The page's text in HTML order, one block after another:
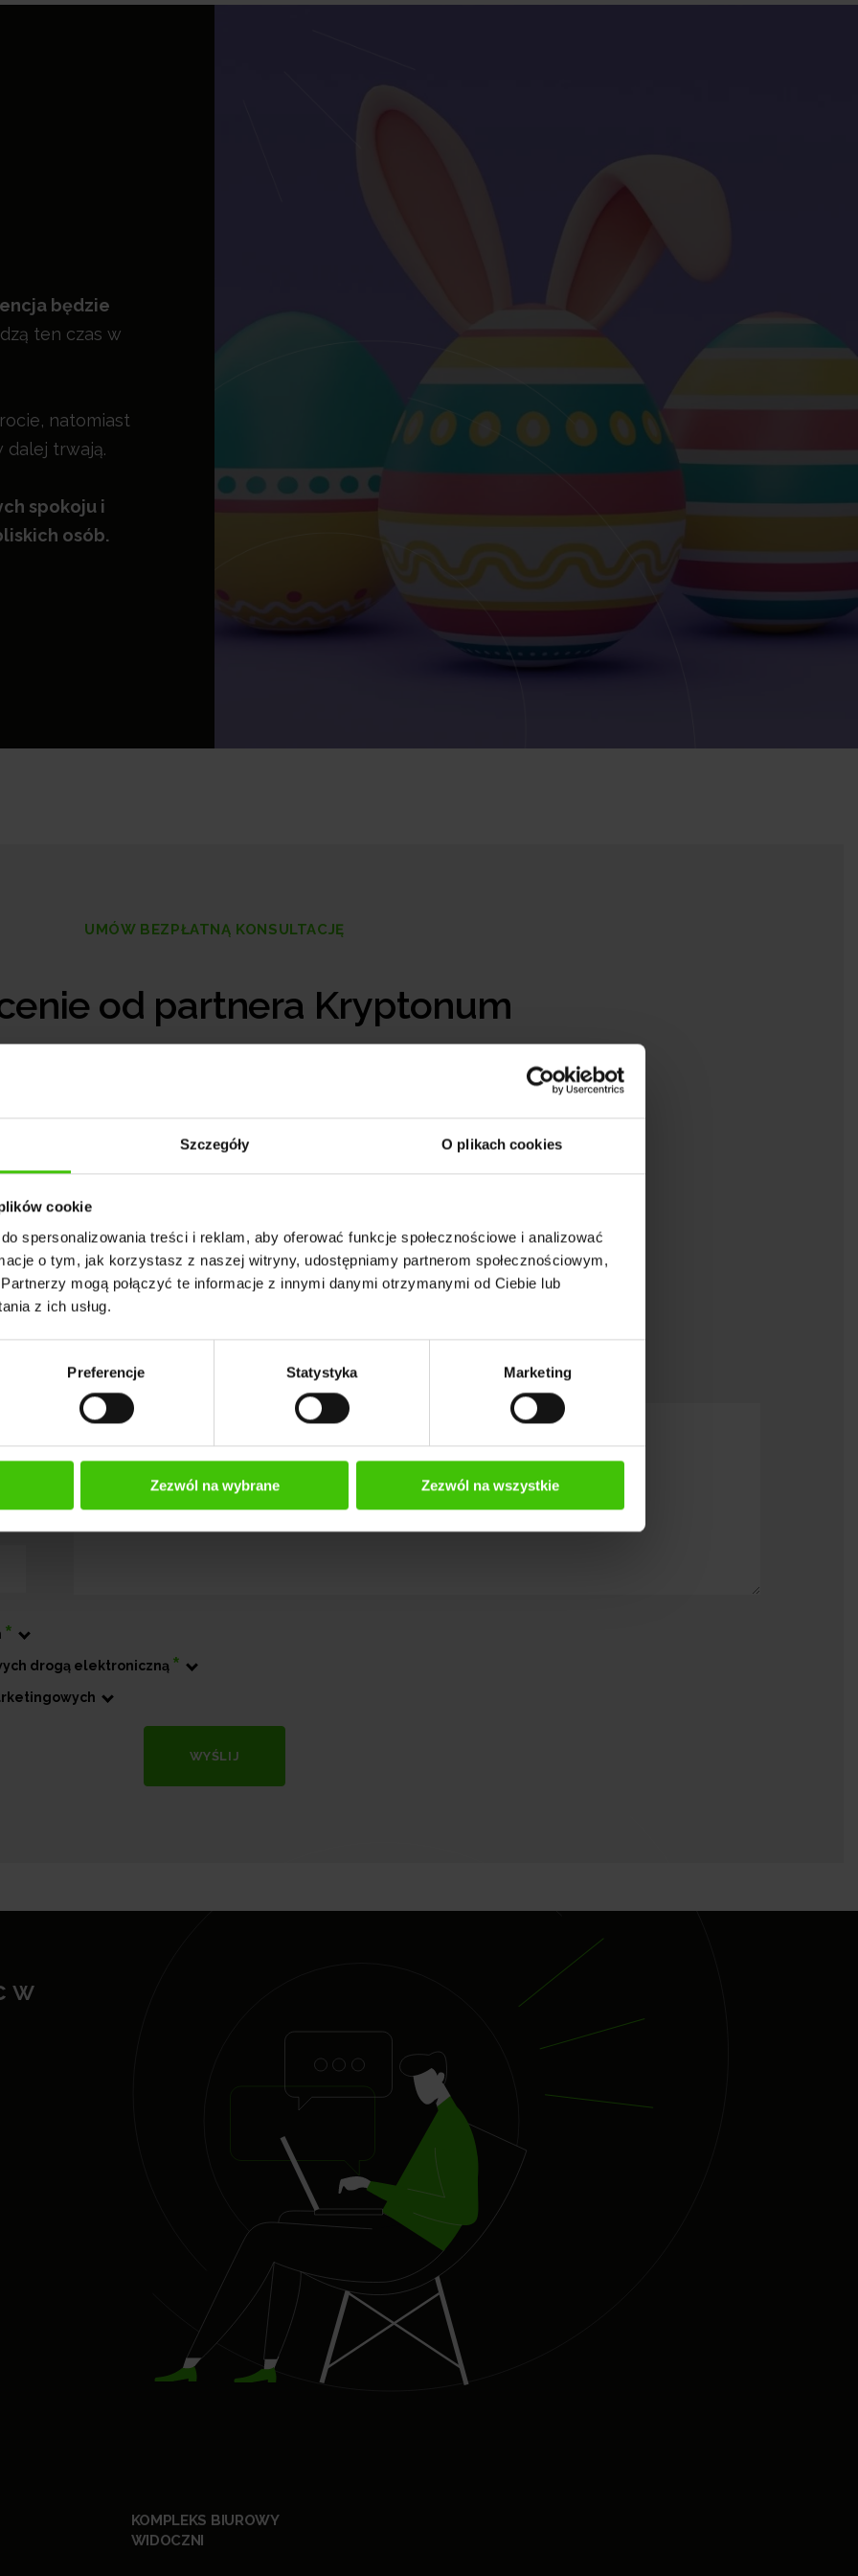
Szczegóły O plikach cookies
cookie
spersonalizowania treści i reklam, aby oferować funkcje społecznościowe i analizować
o tym, jak korzystasz z naszej witryny, udostępniamy partnerom społecznościowym,
mogą połączyć te informacje z innymi danymi otrzymanymi od Ciebie lub
z ich usług.
Preferencje Statystyka Marketing
Zezwól na wybrane Zezwól na wszystkie
będzie
ten czas w
natomiast
dalej trwają.
spokoju i
osób.
UMÓW BEZPŁATNĄ KONSULTACJĘ
od partnera Kryptonum
formularz, a skontaktujemy się z Tobą
rozwiązanie i odpowiemy na wszystkie Twoje wątpliwości.
zero presji – po prostu wsparcie, jakiego potrzebujesz!
*
drogą elektroniczną *
WYŚLIJ
w
KOMPLEKS BIUROWY
WIDOCZNI